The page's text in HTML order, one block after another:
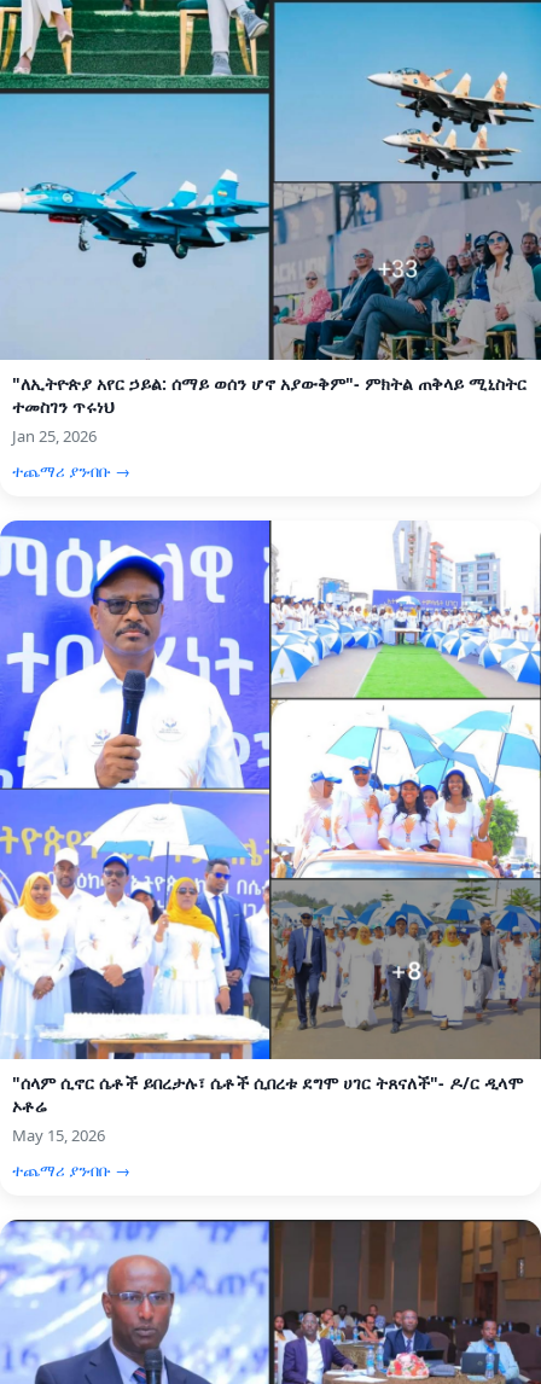
"ለኢትዮጵያ አየር ኃይል: ሰማይ ወሰን ሆኖ አያውቅም"- ምክትል ጠቅላይ ሚኒስትር
ተመስገን ጥሩነህ
Jan 25, 2026
ተጨማሪ ያንብቡ →
"ሰላም ሲኖር ሴቶች ይበረታሉ፣ ሴቶች ሲበረቱ ደግሞ ሀገር ትጸናለች"- ዶ/ር ዲላሞ
ኦቶሬ
May 15, 2026
ተጨማሪ ያንብቡ →